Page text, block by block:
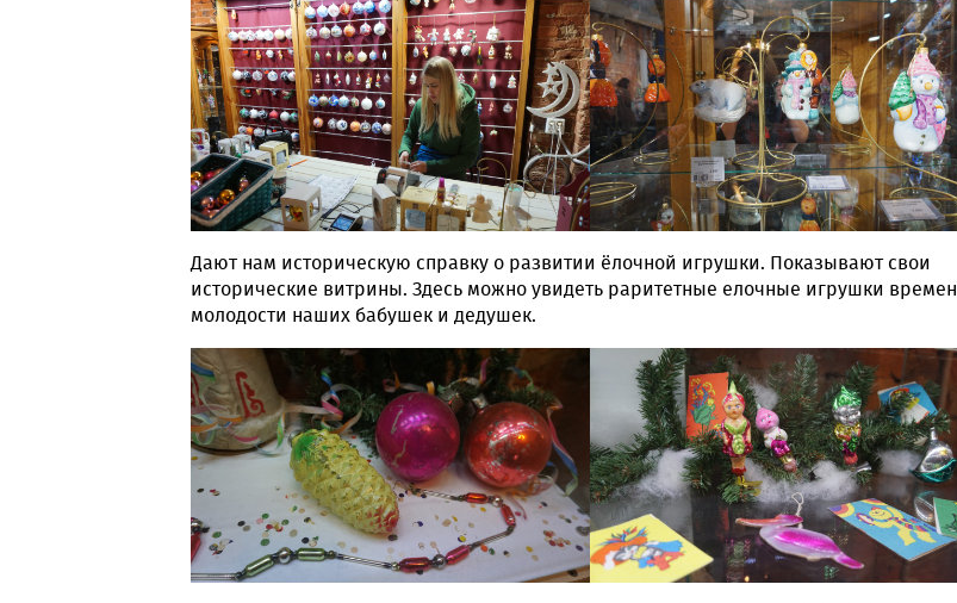
Дают нам историческую справку о развитии ёлочной игрушки. Показывают свои
исторические витрины. Здесь можно увидеть раритетные елочные игрушки времен
молодости наших бабушек и дедушек.